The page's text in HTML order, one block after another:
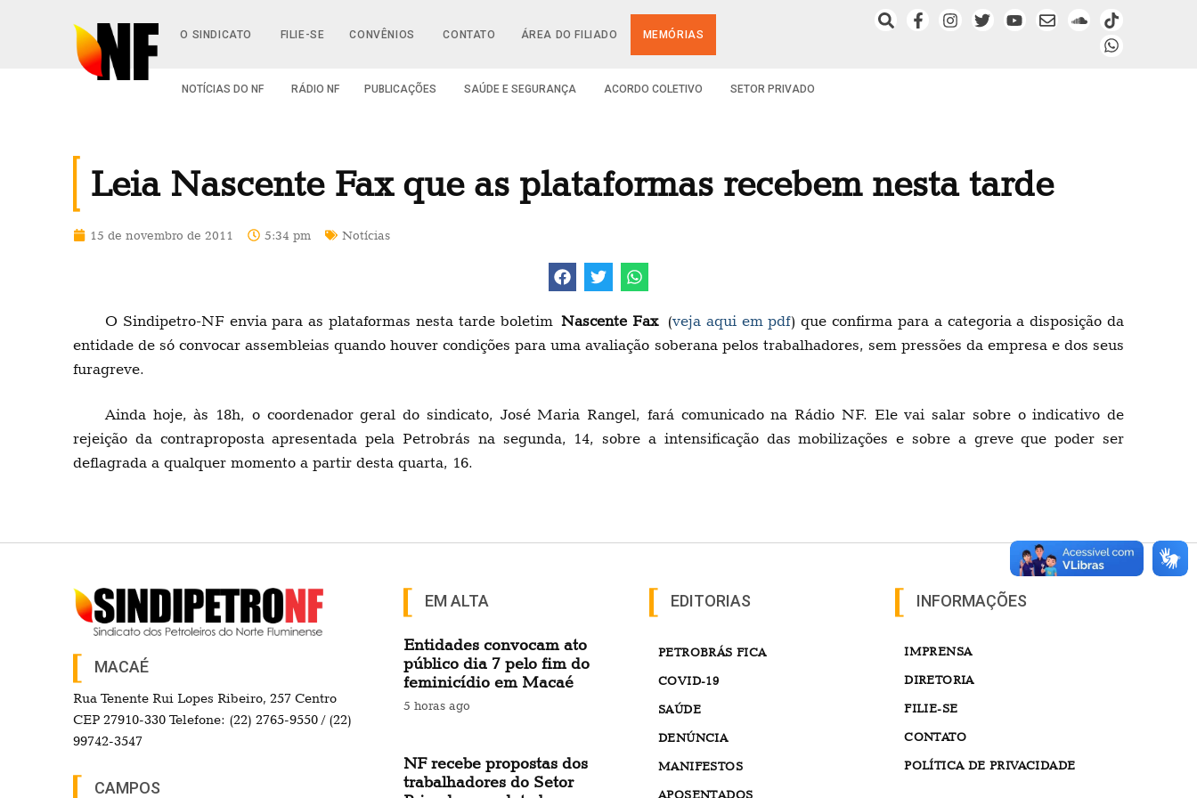
O SINDICATO FILIE-SE CONVÊNIOS CONTATO ÁREA DO FILIADO MEMÓRIAS
NOTÍCIAS DO NF RÁDIO NF PUBLICAÇÕES SAÚDE E SEGURANÇA ACORDO COLETIVO SETOR PRIVADO
Leia Nascente Fax que as plataformas recebem nesta tarde
15 de novembro de 2011 5:34 pm Notícias
O Sindipetro-NF envia para as plataformas nesta tarde boletimNascente Fax(veja aqui em pdf) que confirma para a categoria a disposição da
entidade de só convocar assembleias quando houver condições para uma avaliação soberana pelos trabalhadores, sem pressões da empresa e dos seus
furagreve.
Ainda hoje, às 18h, o coordenador geral do sindicato, José Maria Rangel, fará comunicado na Rádio NF. Ele vai salar sobre o indicativo de
rejeição da contraproposta apresentada pela Petrobrás na segunda, 14, sobre a intensificação das mobilizações e sobre a greve que poder ser
deflagrada a qualquer momento a partir desta quarta, 16.
MACAÉ
Rua Tenente Rui Lopes Ribeiro, 257 Centro
CEP 27910-330 Telefone: (22) 2765-9550 / (22)
99742-3547
CAMPOS
EM ALTA
Entidades convocam ato
público dia 7 pelo fim do
feminicídio em Macaé
5 horas ago
NF recebe propostas dos
trabalhadores do Setor
EDITORIAS
PETROBRÁS FICA
COVID-19
SAÚDE
DENÚNCIA
MANIFESTOS
APOSENTADOS
INFORMAÇÕES
IMPRENSA
DIRETORIA
FILIE-SE
CONTATO
POLÍTICA DE PRIVACIDADE